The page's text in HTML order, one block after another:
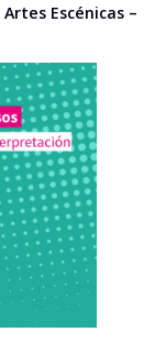
Escénicas –